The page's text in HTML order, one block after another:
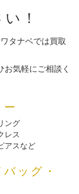
！
タナベでは買取
気軽にご相談く
ング
レス
アスなど
ッグ・